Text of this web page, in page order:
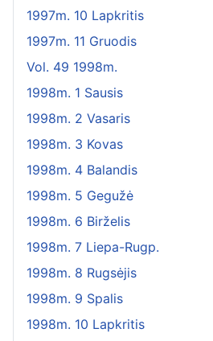
1997m. 10 Lapkritis
1997m. 11 Gruodis
Vol. 49 1998m.
1998m. 1 Sausis
1998m. 2 Vasaris
1998m. 3 Kovas
1998m. 4 Balandis
1998m. 5 Gegužė
1998m. 6 Birželis
1998m. 7 Liepa-Rugp.
1998m. 8 Rugsėjis
1998m. 9 Spalis
1998m. 10 Lapkritis